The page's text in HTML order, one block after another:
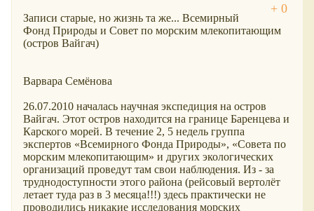
Записи старые, но жизнь та же... Всемирный
Фонд Природы и Совет по морским млекопитающим
(остров Вайгач)
Варвара Семёнова
26.07.2010 началась научная экспедиция на остров
Вайгач. Этот остров находится на границе Баренцева и
Карского морей. В течение 2, 5 недель группа
экспертов «Всемирного Фонда Природы», «Совета по
морским млекопитающим» и других экологических
организаций проведут там свои наблюдения. Из - за
труднодоступности этого района (рейсовый вертолёт
летает туда раз в 3 месяца!!!) здесь практически не
проводились никакие исследования морских